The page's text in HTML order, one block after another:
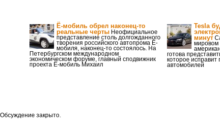
Ё-мобиль обрел наконец-то
реальные черты Неофициальное
представление столь долгожданного
творения российского автопрома Ё-
мобиля, наконец-то состоялось. На
Петербургском международном
экономическом форуме, главный сподвижник
проекта Ё-мобиль Михаил
Tesla
минут
мировом
готова
которое исправит
автомобилей
Обсуждение закрыто.